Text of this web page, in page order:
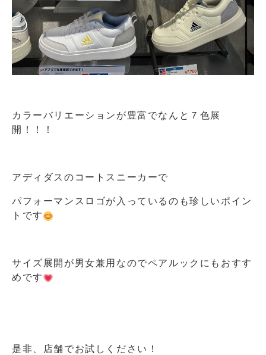
カラーバリエーションが豊富でなんと７色展
開！！！
アディダスのコートスニーカーで
パフォーマンスロゴが入っているのも珍しいポイン
トです
サイズ展開が男女兼用なのでペアルックにもおすす
めです
是非、店舗でお試しください！